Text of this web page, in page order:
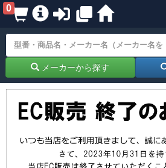
0
メーカーから探す